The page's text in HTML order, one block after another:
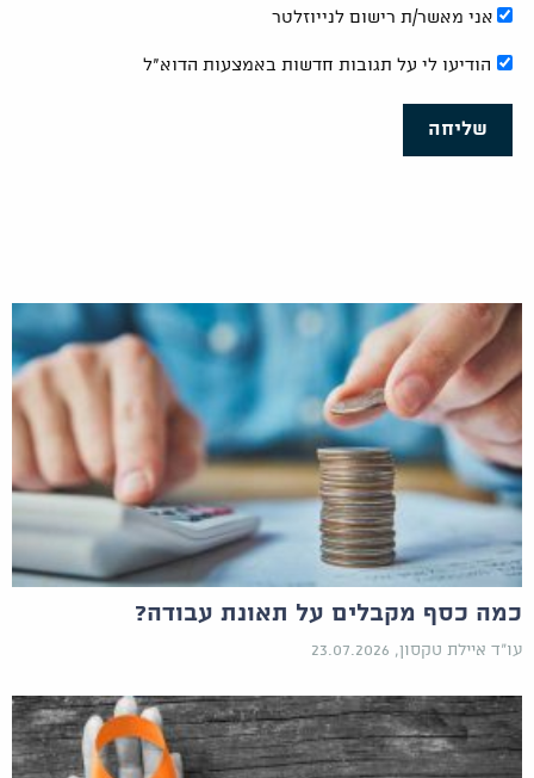
אני מאשר/ת רישום לנייוזלטר
הודיעו לי על תגובות חדשות באמצעות הדוא"ל
שליחה
כמה כסף מקבלים על תאונת עבודה?
עו"ד איילת טקסון, 23.07.2026